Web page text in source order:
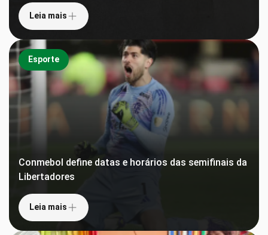
Leia mais
Esporte
Conmebol define datas e horários das semifinais da
Libertadores
Leia mais